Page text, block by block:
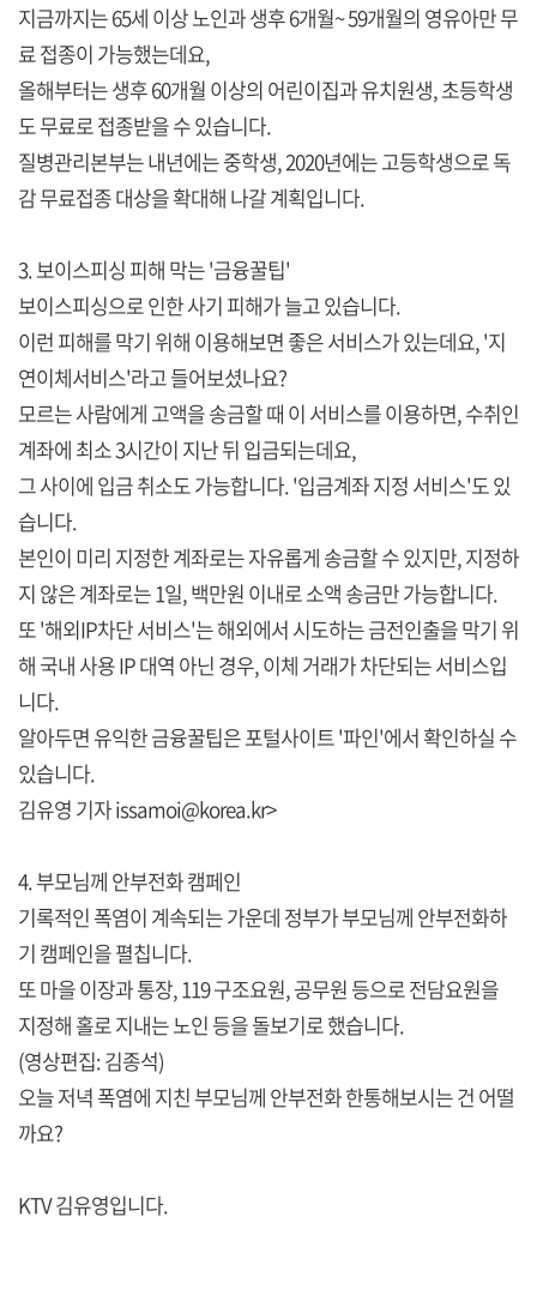
지금까지는 65세 이상 노인과 생후 6개월~ 59개월의 영유아만 무
료 접종이 가능했는데요,
올해부터는 생후 60개월 이상의 어린이집과 유치원생, 초등학생
도 무료로 접종받을 수 있습니다.
질병관리본부는 내년에는 중학생, 2020년에는 고등학생으로 독
감 무료접종 대상을 확대해 나갈 계획입니다.
3. 보이스피싱 피해 막는 '금융꿀팁'
보이스피싱으로 인한 사기 피해가 늘고 있습니다.
이런 피해를 막기 위해 이용해보면 좋은 서비스가 있는데요, '지
연이체서비스'라고 들어보셨나요?
모르는 사람에게 고액을 송금할 때 이 서비스를 이용하면, 수취인
계좌에 최소 3시간이 지난 뒤 입금되는데요,
그 사이에 입금 취소도 가능합니다. '입금계좌 지정 서비스'도 있
습니다.
본인이 미리 지정한 계좌로는 자유롭게 송금할 수 있지만, 지정하
지 않은 계좌로는 1일, 백만원 이내로 소액 송금만 가능합니다.
또 '해외IP차단 서비스'는 해외에서 시도하는 금전인출을 막기 위
해 국내 사용 IP 대역 아닌 경우, 이체 거래가 차단되는 서비스입
니다.
알아두면 유익한 금융꿀팁은 포털사이트 '파인'에서 확인하실 수
있습니다.
김유영 기자 issamoi@korea.kr>
4. 부모님께 안부전화 캠페인
기록적인 폭염이 계속되는 가운데 정부가 부모님께 안부전화하
기 캠페인을 펼칩니다.
또 마을 이장과 통장, 119 구조요원, 공무원 등으로 전담요원을
지정해 홀로 지내는 노인 등을 돌보기로 했습니다.
(영상편집: 김종석)
오늘 저녁 폭염에 지친 부모님께 안부전화 한통해보시는 건 어떨
까요?
KTV 김유영입니다.